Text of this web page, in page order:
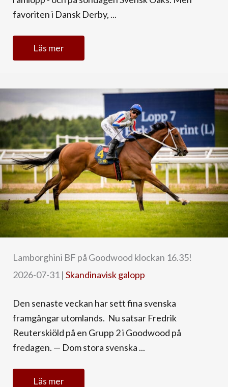
favoriten i Dansk Derby, ...
Läs mer
Lamborghini BF på Goodwood klockan 16.35!
2026-07-31 | Skandinavisk galopp
Den senaste veckan har sett fina svenska
framgångar utomlands. Nu satsar Fredrik
Reuterskiöld på en Grupp 2 i Goodwood på
fredagen. — Dom stora svenska ...
Läs mer